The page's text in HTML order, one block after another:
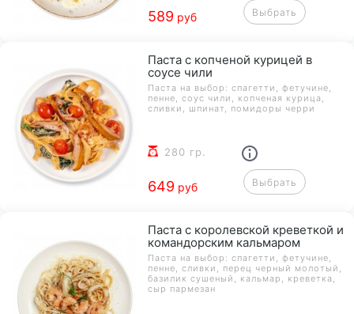
589 руб Выбрать
Паста с копченой курицей в
соусе чили
Паста на выбор: спагетти, фетучине,
пенне, соус чили, копченая курица,
сливки, шпинат, помидоры черри
280 гр.
649 руб Выбрать
Паста с королевской креветкой и
командорским кальмаром
Паста на выбор: спагетти, фетучине,
пенне, сливки, перец черный молотый,
базилик сушеный, кальмар, креветка,
сыр пармезан